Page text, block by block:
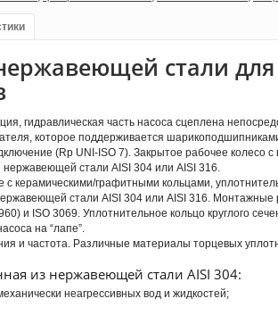
стали
гидравлическая часть насоса сцеплена
которое поддерживается
(Rp UNI-ISO 7). Закрытое рабочее колесо
нержавеющей стали AISI 304 или AISI 316.
с керамическими/графитными кольцами,
стали AISI 304 или AISI 316. Монтажные
и ISO 3069. Уплотнительное кольцо круглого
на “лапе”.
и частота. Различные материалы торцевых
из нержавеющей стали AISI 304:
неагрессивных вод и жидкостей;